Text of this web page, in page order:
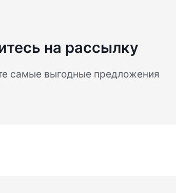
на рассылку
самые выгодные предложения